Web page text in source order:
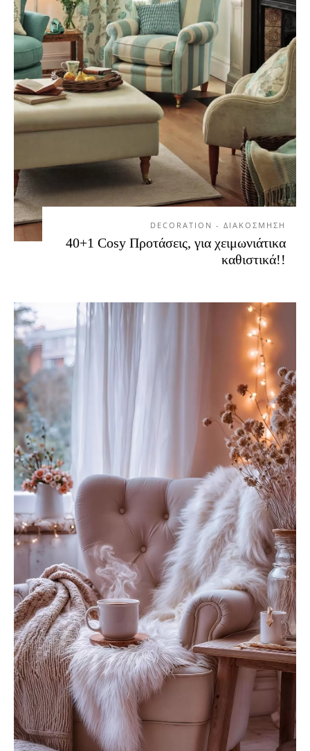
DECORATION - ΔΙΑΚΟΣΜΗΣΗ
40+1 Cosy Προτάσεις, για χειμωνιάτικα
καθιστικά!!